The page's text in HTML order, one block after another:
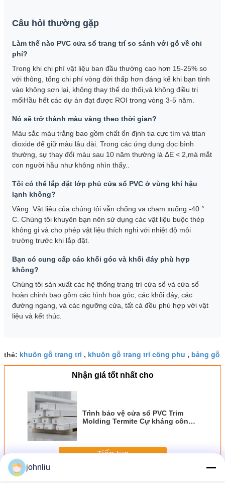
Câu hỏi thường gặp
Làm thế nào PVC cửa sổ trang trí so sánh với gỗ về chi
phí?
Trong khi chi phí vật liệu ban đầu thường cao hơn 15-25% so
với thông, tổng chi phí vòng đời thấp hơn đáng kể khi bạn tính
vào không sơn lại, không thay thế do thối,và không điều trị
mốiHầu hết các dự án đạt được ROI trong vòng 3-5 năm.
Nó sẽ trở thành màu vàng theo thời gian?
Màu sắc màu trắng bao gồm chất ổn định tia cực tím và titan
dioxide để giữ màu lâu dài. Trong các ứng dụng dọc bình
thường, sự thay đổi màu sau 10 năm thường là ΔE < 2,mà mắt
con người hầu như không nhìn thấy..
Tôi có thể lắp đặt lớp phủ cửa sổ PVC ở vùng khí hậu
lạnh không?
Vâng. Vật liệu của chúng tôi vẫn chống va chạm xuống -40 °
C. Chúng tôi khuyên bạn nên sử dụng các vật liệu buộc thép
không gỉ và cho phép vật liệu thích nghi với nhiệt độ môi
trường trước khi lắp đặt.
Bạn có cung cấp các khối góc và khối đáy phù hợp
không?
Chúng tôi sản xuất các hệ thống trang trí cửa sổ và cửa sổ
hoàn chỉnh bao gồm các hình hoa góc, các khối đáy, các
đường ngang, và các ngưỡng cửa, tất cả đều phù hợp với vật
liệu và kết thúc.
thẻ: khuôn gỗ trang trí , khuôn gỗ trang trí công phu , bảng gỗ
Nhận giá tốt nhất cho
Trình bảo vệ cửa sổ PVC Trim
Molding Termite Cự kháng côn
Tiếp tục
HơnMouldings gỗ trang trí
johnliu